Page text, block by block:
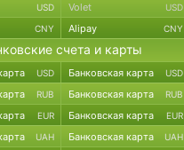
USD Volet USD
CNY Alipay CNY
счета и карты
USD Банковская карта USD
RUB Банковская карта RUB
EUR Банковская карта EUR
UAH Банковская карта UAH